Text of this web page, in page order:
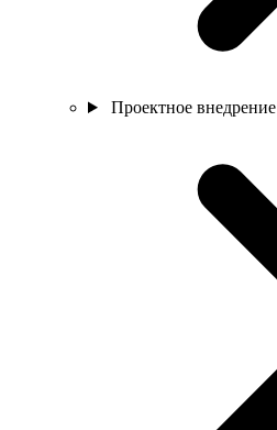
Проектное внедрение